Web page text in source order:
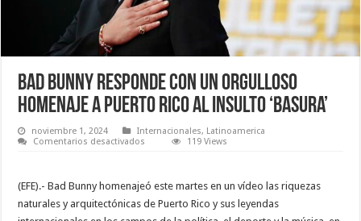
Bad Bunny responde con un orgulloso
homenaje a Puerto Rico al insulto ‘basura’
noviembre 1, 2024 Internacionales, Latinoamerica
Comentarios desactivados
con
un
orgulloso
119 Views
(EFE).- Bad Bunny homenajeó este martes en un vídeo las riquezas
naturales y arquitectónicas de Puerto Rico y sus leyendas